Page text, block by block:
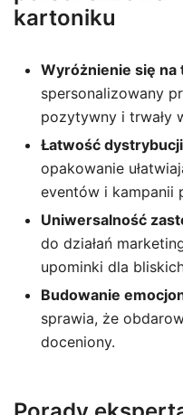
kartoniku
Wyróżnienie się na
spersonalizowany
pozytywny i trwały
Łatwość dystrybucji
opakowanie
eventów i kampanii
Uniwersalność
do działań
upominki dla
Budowanie
sprawia, że
doceniony.